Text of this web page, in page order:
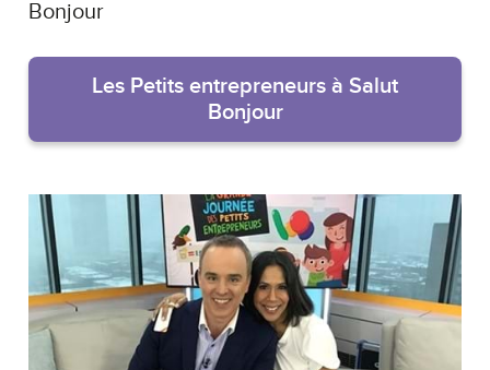
Bonjour
Les Petits entrepreneurs à Salut
Bonjour